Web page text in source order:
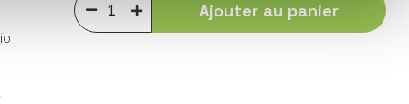
Ajouter au panier